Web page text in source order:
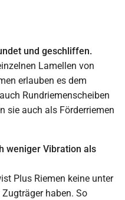
und geschliffen.
Lamellen von
erlauben es dem
Rundriemenscheiben
sie auch als Förderriemen
weniger Vibration als
Plus Riemen keine unter
haben. So